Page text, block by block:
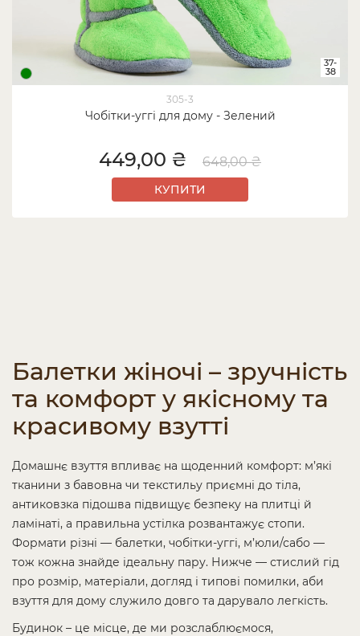
305-3
Чобітки-уггі для дому - Зелений
37-
38
449,00 ₴ 648,00 ₴
КУПИТИ
Балетки жіночі – зручність
та комфорт у якісному та
красивому взутті
Домашнє взуття впливає на щоденний комфорт: м’які
тканини з бавовна чи текстильу приємні до тіла,
антиковзка підошва підвищує безпеку на плитці й
ламінаті, а правильна устілка розвантажує стопи.
Формати різні — балетки, чобітки-уггі, м’юли/сабо —
тож кожна знайде ідеальну пару. Нижче — стислий гід
про розмір, матеріали, догляд і типові помилки, аби
взуття для дому служило довго та дарувало легкість.
Будинок – це місце, де ми розслаблюємося,